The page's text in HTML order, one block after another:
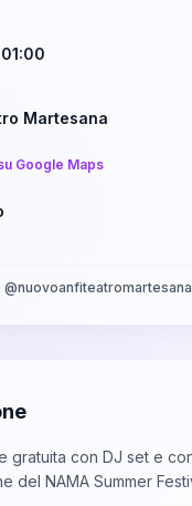
Martesana
Google Maps
@nuovoanfiteatromartesana
gratuita con DJ set e
del NAMA Summer